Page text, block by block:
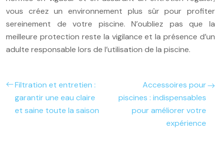
vous créez un environnement plus sûr pour profiter
sereinement de votre piscine. N’oubliez pas que la
meilleure protection reste la vigilance et la présence d’un
adulte responsable lors de l’utilisation de la piscine.
Filtration et entretien :
garantir une eau claire
et saine toute la saison
Accessoires pour
piscines : indispensables
pour améliorer votre
expérience